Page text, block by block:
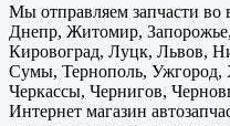
Мы отправляем запчасти
Днепр, Житомир,
Кировоград, Луцк, Львов,
Сумы, Тернополь, Ужгород,
Черкассы, Чернигов,
Интернет магазин